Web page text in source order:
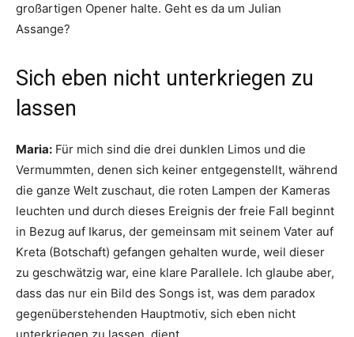
großartigen Opener halte. Geht es da um Julian
Assange?
Sich eben nicht unterkriegen zu
lassen
Maria: Für mich sind die drei dunklen Limos und die
Vermummten, denen sich keiner entgegenstellt, während
die ganze Welt zuschaut, die roten Lampen der Kameras
leuchten und durch dieses Ereignis der freie Fall beginnt
in Bezug auf Ikarus, der gemeinsam mit seinem Vater auf
Kreta (Botschaft) gefangen gehalten wurde, weil dieser
zu geschwätzig war, eine klare Parallele. Ich glaube aber,
dass das nur ein Bild des Songs ist, was dem paradox
gegenüberstehenden Hauptmotiv, sich eben nicht